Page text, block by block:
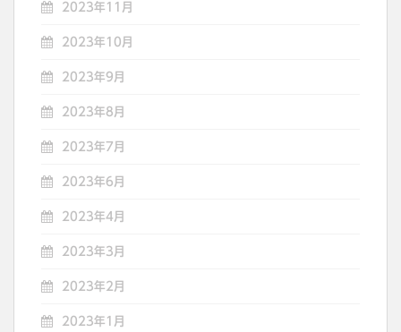
2023年11月
2023年10月
2023年9月
2023年8月
2023年7月
2023年6月
2023年4月
2023年3月
2023年2月
2023年1月